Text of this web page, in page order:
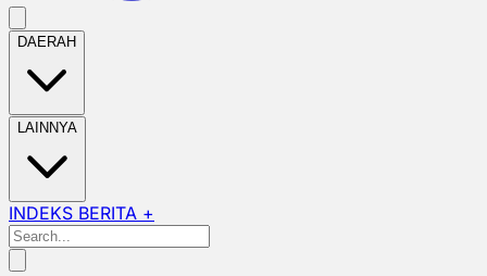
DAERAH
LAINNYA
INDEKS BERITA +